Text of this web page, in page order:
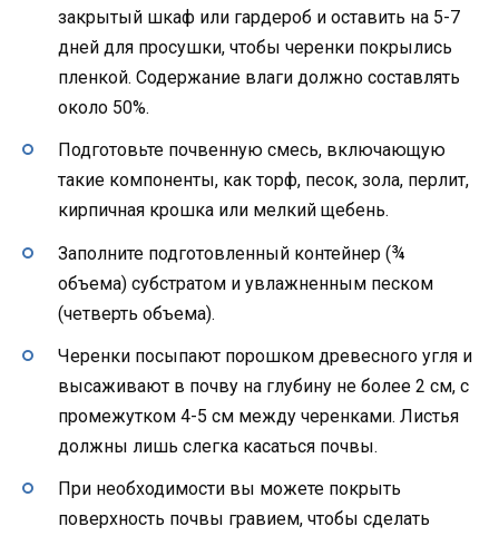
закрытый шкаф или гардероб и оставить на 5-7
дней для просушки, чтобы черенки покрылись
пленкой. Содержание влаги должно составлять
около 50%.
Подготовьте почвенную смесь, включающую
такие компоненты, как торф, песок, зола, перлит,
кирпичная крошка или мелкий щебень.
Заполните подготовленный контейнер (¾
объема) субстратом и увлажненным песком
(четверть объема).
Черенки посыпают порошком древесного угля и
высаживают в почву на глубину не более 2 см, с
промежутком 4-5 см между черенками. Листья
должны лишь слегка касаться почвы.
При необходимости вы можете покрыть
поверхность почвы гравием, чтобы сделать